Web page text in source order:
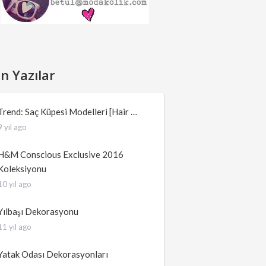
Yazılar
Saç Küpesi Modelleri [Hair …
yıl ago
Conscious Exclusive 2016
yıl ago
Dekorasyonu
yıl ago
Odası Dekorasyonları